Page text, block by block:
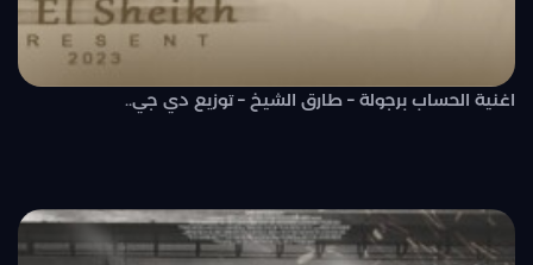
اغنية الحساب برجولة – طارق الشيخ – توزيع دي جي..